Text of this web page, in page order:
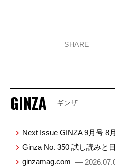
SHARE
GINZA ギンザ
Next Issue GINZA 9月号 8
Ginza No. 350 試し読みと
ginzamag.com —